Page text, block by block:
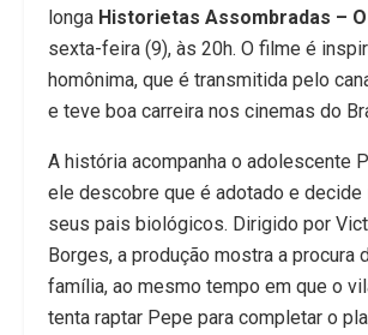
longa Historietas Assombradas –
sexta-feira (9), às 20h. O filme é
homônima, que é transmitida pelo
e teve boa carreira nos cinemas do
A história acompanha o adolescente
ele descobre que é adotado e decide
seus pais biológicos. Dirigido por
Borges, a produção mostra a procura
família, ao mesmo tempo em que o
tenta raptar Pepe para completar o